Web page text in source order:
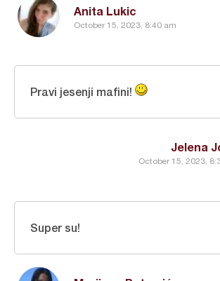
Anita Lukic
October 15, 2023, 8:40 am
Jelena
October 15, 2023,
Pravi jesenji mafini!
Super su!